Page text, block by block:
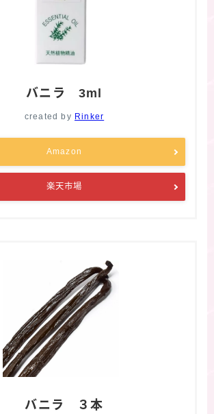
バニラ 3ml
created by Rinker
Amazon
楽天市場
バニラ ３本